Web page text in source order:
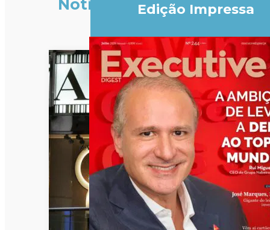
Notícias Edição Impressa